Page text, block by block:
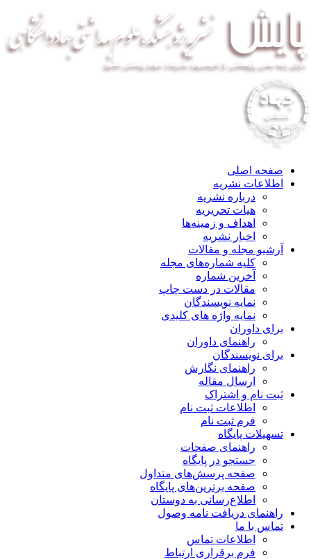
صفحه اصلی
اطلاعات نشریه
درباره نشریه
هیات تحریریه
اهداف و زمینه‌ها
اخبار نشریه
آرشیو مجله و مقالات
کلیه شماره‌های مجله
آخرین شماره
مقالات در دست چاپ
نمایه نویسندگان
نمایه واژه های کلیدی
برای داوران
راهنمای داوران
برای نویسندگان
راهنمای نگارش
ارسال مقاله
ثبت نام و اشتراک
اطلاعات ثبت نام
فرم ثبت نام
تسهیلات پایگاه
راهنمای صفحات
جستجو در پایگاه
صفحه پرسش‌های متداول
صفحه برترین‌های پایگاه
اطلاع‌رسانی به دوستان
راهنمای دریافت نامه وصول
تماس با ما
اطلاعات تماس
فرم برقراری ارتباط